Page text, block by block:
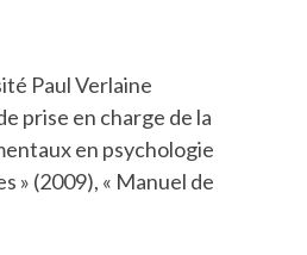
Paul Verlaine
prise en charge de la
en psychologie
» (2009), « Manuel de